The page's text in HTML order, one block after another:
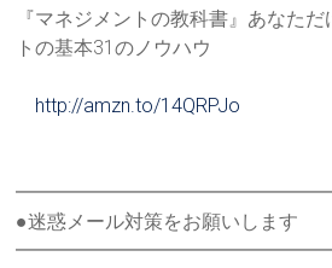
『マネジメントの教科書』あなた
トの基本31のノウハウ
http://amzn.to/14QRPJo
●迷惑メール対策をお願いします